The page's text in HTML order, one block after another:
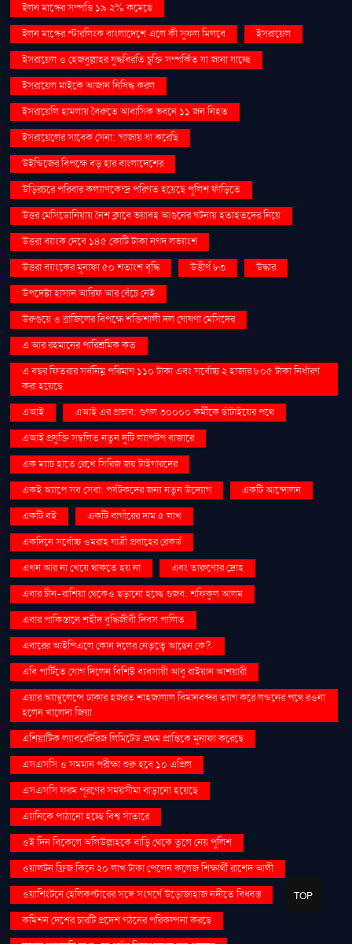
ইলন মাস্কের সম্পত্তি ১৯.২% কমেছে
ইলন মাস্কের স্টারলিংক বাংলাদেশে এলে কী সুফল মিলবে
ইসরায়েল
ইসরায়েল ও হেজবুল্লাহর যুদ্ধবিরতি চুক্তি সম্পর্কিত যা জানা যাচ্ছে
ইসরায়েল মাইকে আজান নিষিদ্ধ করল
ইসরায়েলি হামলায় বৈরুতে আবাসিক ভবনে ১১ জন নিহত
ইসরায়েলের সাবেক সেনা: 'গাজায় যা করেছি
উইন্ডিজের বিপক্ষে বড় হার বাংলাদেশের
উড়িরচরে পরিবার কল্যাণকেন্দ্র পরিণত হয়েছে পুলিশ ফাঁড়িতে
উত্তর মেসিডোনিয়ায় নৈশ ক্লাবে ভয়াবহ আগুনের ঘটনায় হতাহতদের নিয়ে
উত্তরা ব্যাংক দেবে ১৪৫ কোটি টাকা নগদ লভ্যাংশ
উত্তরা ব্যাংকের মুনাফা ৫০ শতাংশ বৃদ্ধি
উত্তীর্ণ ৮৩
উদ্ধার
উপদেষ্টা হাসান আরিফ আর বেঁচে নেই
উরুগুয়ে ও ব্রাজিলের বিপক্ষে শক্তিশালী দল ঘোষণা মেসিদের
এ আর রহমানের পারিশ্রমিক কত
এ বছর ফিতরার সর্বনিম্ন পরিমাণ ১১০ টাকা এবং সর্বোচ্চ ২ হাজার ৮০৫ টাকা নির্ধারণ
করা হয়েছে
এআই
এআই এর প্রভাব: গুগল ৩০০০০ কর্মীকে ছাঁটাইয়ের পথে
এআই প্রযুক্তি সম্বলিত নতুন দুটি ল্যাপটপ বাজারে
এক ম্যাচ হাতে রেখে সিরিজ জয় টাইগারদের
একই অ্যাপে সব সেবা: পর্যটকদের জন্য নতুন উদ্যোগ
একটি আন্দোলন
একটি বই
একটি বার্গারের দাম ৫ লাখ
একদিনে সর্বোচ্চ ওমরাহ যাত্রী প্রবাহের রেকর্ড
এখন আর না খেয়ে থাকতে হয় না
এবং তারুণ্যের দ্রোহ
এবার চীন-রাশিয়া থেকেও ছড়ানো হচ্ছে গুজব: শফিকুল আলম
এবার পাকিস্তানে শহীদ বুদ্ধিজীবী দিবস পালিত
এবারের আইপিএলে কোন দলের নেতৃত্বে আছেন কে?.
এবি পার্টিতে যোগ দিলেন বিশিষ্ট ব্যবসায়ী আবু রাইয়ান আশয়ারী
এয়ার অ্যাম্বুলেন্সে ঢাকার হজরত শাহজালাল বিমানবন্দর ত্যাগ করে লন্ডনের পথে রওনা
হলেন খালেদা জিয়া
এশিয়াটিক ল্যাবরেটরিজ লিমিটেড প্রথম প্রান্তিকে মুনাফা করেছে
এসএসসি ও সমমান পরীক্ষা শুরু হবে ১০ এপ্রিল
এসএসসি ফরম পূরণের সময়সীমা বাড়ানো হয়েছে
এ্যানিকে পাঠানো হচ্ছে বিশ্ব সাঁতারে
ওই দিন বিকেলে অলিউল্লাহকে বাড়ি থেকে তুলে নেয় পুলিশ
ওয়ালটন ফ্রিজ কিনে ২০ লাখ টাকা পেলেন কলেজ শিক্ষার্থী রাশেদ আলী
ওয়াশিংটনে হেলিকপ্টারের সঙ্গে সংঘর্ষে উড়োজাহাজ নদীতে বিধ্বস্ত
কমিশন দেশের চারটি প্রদেশ গঠনের পরিকল্পনা করছে
TOP